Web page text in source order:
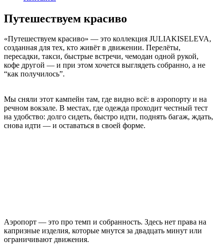
Путешествуем красиво
«Путешествуем красиво» — это коллекция JULIAKISELEVA,
созданная для тех, кто живёт в движении. Перелёты,
пересадки, такси, быстрые встречи, чемодан одной рукой,
кофе другой — и при этом хочется выглядеть собранно, а не
“как получилось”.
Мы сняли этот кампейн там, где видно всё: в аэропорту и на
речном вокзале. В местах, где одежда проходит честный тест
на удобство: долго сидеть, быстро идти, поднять багаж, ждать,
снова идти — и оставаться в своей форме.
Аэропорт — это про темп и собранность. Здесь нет права на
капризные изделия, которые мнутся за двадцать минут или
ограничивают движения.